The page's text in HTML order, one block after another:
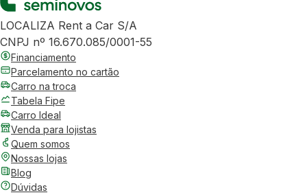
LOCALIZA Rent a Car S/A
CNPJ nº 16.670.085/0001-55
Financiamento
Parcelamento no cartão
Carro na troca
Tabela Fipe
Carro Ideal
Venda para lojistas
Quem somos
Nossas lojas
Blog
Dúvidas